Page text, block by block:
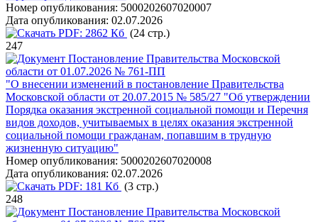
Номер опубликования: 5000202607020007
Дата опубликования: 02.07.2026
PDF: 2862 Кб (24 стр.)
247
Постановление Правительства Московской
области от 01.07.2026 № 761-ПП
"О внесении изменений в постановление Правительства
Московской области от 20.07.2015 № 585/27 "Об утверждении
Порядка оказания экстренной социальной помощи и Перечня
видов доходов, учитываемых в целях оказания экстренной
социальной помощи гражданам, попавшим в трудную
жизненную ситуацию"
Номер опубликования: 5000202607020008
Дата опубликования: 02.07.2026
PDF: 181 Кб (3 стр.)
248
Постановление Правительства Московской